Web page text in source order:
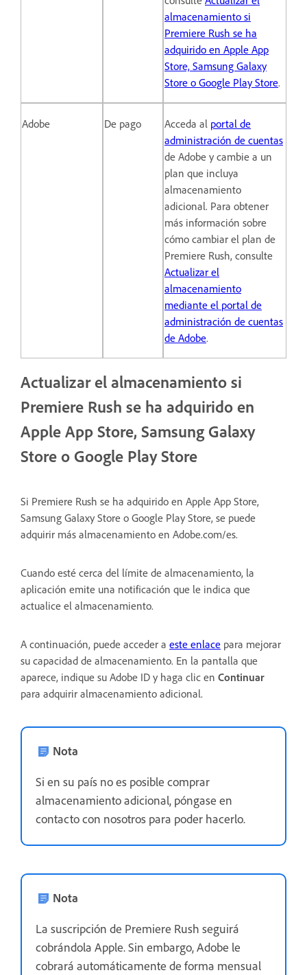
almacenamiento si
Premiere Rush se ha
adquirido en Apple App
Store, Samsung Galaxy
Store o Google Play Store.
Adobe De pago Acceda al portal de
administración de cuentas
de Adobe y cambie a un
plan que incluya
almacenamiento
adicional. Para obtener
más información sobre
cómo cambiar el plan de
Premiere Rush, consulte
Actualizar el
almacenamiento
mediante el portal de
administración de cuentas
de Adobe.
Actualizar el almacenamiento si
Premiere Rush se ha adquirido en
Apple App Store, Samsung Galaxy
Store o Google Play Store
Si Premiere Rush se ha adquirido en Apple App Store,
Samsung Galaxy Store o Google Play Store, se puede
adquirir más almacenamiento en Adobe.com/es.
Cuando esté cerca del límite de almacenamiento, la
aplicación emite una notificación que le indica que
actualice el almacenamiento.
A continuación, puede acceder a este enlace para mejorar
su capacidad de almacenamiento. En la pantalla que
aparece, indique su Adobe ID y haga clic en Continuar
para adquirir almacenamiento adicional.
Nota
Si en su país no es posible comprar
almacenamiento adicional, póngase en
contacto con nosotros para poder hacerlo.
Nota
La suscripción de Premiere Rush seguirá
cobrándola Apple. Sin embargo, Adobe le
cobrará automáticamente de forma mensual